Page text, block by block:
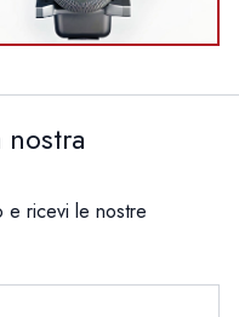
e ricevi le nostre